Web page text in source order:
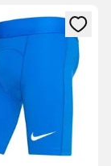
a tagként
modált a